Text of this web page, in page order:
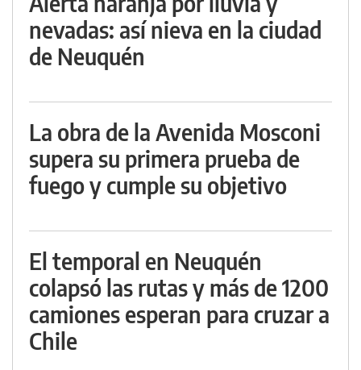
nevadas: así nieva en la ciudad
de Neuquén
La obra de la Avenida Mosconi
supera su primera prueba de
fuego y cumple su objetivo
El temporal en Neuquén
colapsó las rutas y más de 1200
camiones esperan para cruzar a
Chile